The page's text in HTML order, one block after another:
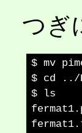
つぎ
$ mv
$ cd ../
$ ls